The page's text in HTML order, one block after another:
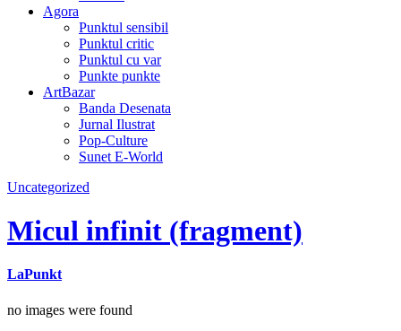
Agora
Punktul sensibil
Punktul critic
Punktul cu var
Punkte punkte
ArtBazar
Banda Desenata
Jurnal Ilustrat
Pop-Culture
Sunet E-World
Uncategorized
Micul infinit (fragment)
LaPunkt
no images were found